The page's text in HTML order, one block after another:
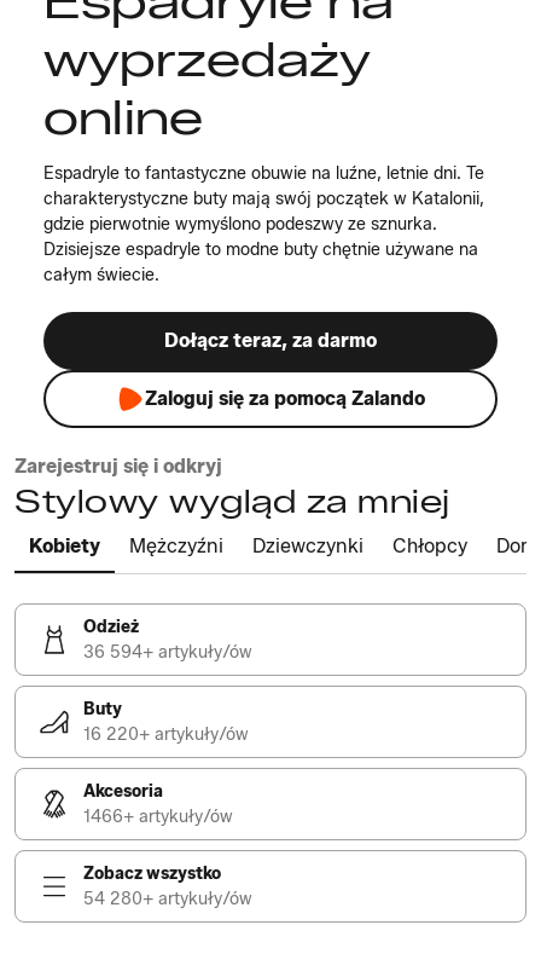
wyprzedaży
online
Espadryle to fantastyczne obuwie na luźne, letnie dni. Te
charakterystyczne buty mają swój początek w Katalonii,
gdzie pierwotnie wymyślono podeszwy ze sznurka.
Dzisiejsze espadryle to modne buty chętnie używane na
całym świecie.
Dołącz teraz, za darmo
Zaloguj się za pomocą Zalando
Zarejestruj się i odkryj
Stylowy wygląd za mniej
Kobiety Mężczyźni Dziewczynki Chłopcy Dom
Odzież
36 594+ artykuły/ów
Buty
16 220+ artykuły/ów
Akcesoria
1466+ artykuły/ów
Zobacz wszystko
54 280+ artykuły/ów